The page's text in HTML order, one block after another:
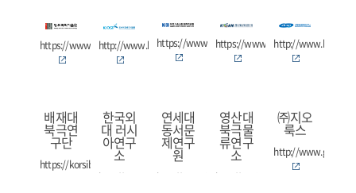
https://www.gist.ac.krhttp://www.kiost.ac.krhttps://www.kbsi.re.krhttps://www.kigam.re.kr
http://
배재대
북극연
구단
https://korsib.pcu.ac.kr
한국외
대 러시
아연구
소
http://www.rus.or.kr
연세대
동서문
제연구
원
http://www.iews.or.kr
영산대
북극물
류연구
소
http://arctic.ysu.ac.kr
㈜지오
룩스
http://